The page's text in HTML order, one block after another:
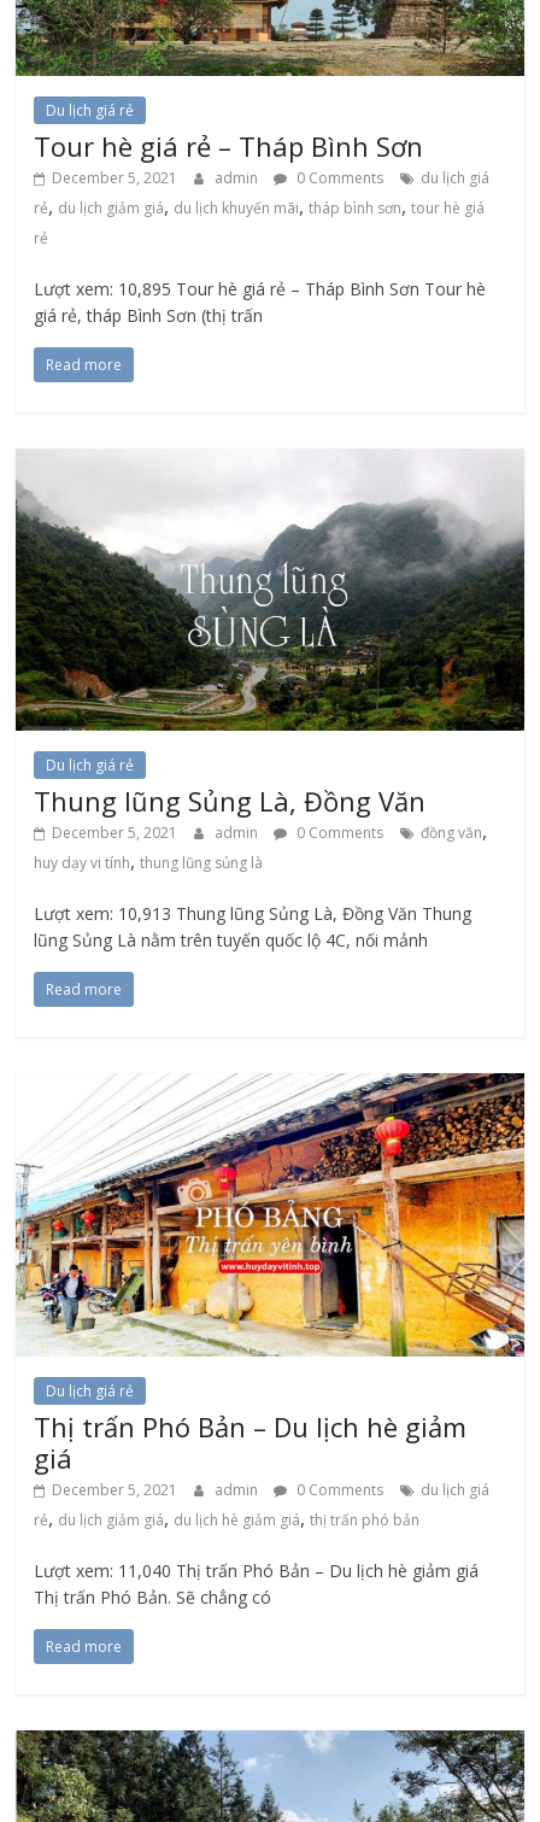
Du lịch giá rẻ
Tour hè giá rẻ – Tháp Bình Sơn
December 5, 2021 admin 0 Comments
du lịch giá
rẻ, du lịch giảm giá, du lịch khuyến mãi,tháp bình sơn,tour hè giá
rẻ
Lượt xem: 10,895 Tour hè giá rẻ – Tháp Bình Sơn Tour hè
giá rẻ, tháp Bình Sơn (thị trấn
Read more
Du lịch giá rẻ
Thung lũng Sủng Là, Đồng Văn
December 5, 2021 admin 0 Comments đồng văn,
huy dạy vi tính,thung lũng sủng là
Lượt xem: 10,913 Thung lũng Sủng Là, Đồng Văn Thung
lũng Sủng Là nằm trên tuyến quốc lộ 4C, nối mảnh
Read more
Du lịch giá rẻ
Thị trấn Phó Bản – Du lịch hè giảm
giá
December 5, 2021 admin 0 Comments
du lịch giá
rẻ, du lịch giảm giá, du lịch hè giảm giá,thị trấn phó bản
Lượt xem: 11,040 Thị trấn Phó Bản – Du lịch hè giảm giá
Thị trấn Phó Bản. Sẽ chẳng có
Read more